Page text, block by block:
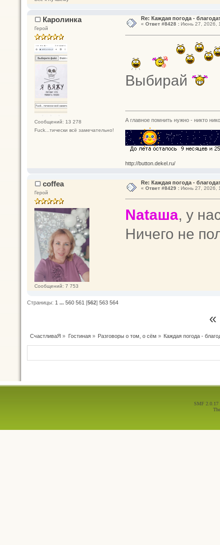
Каролинка
Герой
Сообщений: 13 278
Fuck...тически всё замечательно!
Re: Каждая погода -
« Ответ #8428 :Июнь 27, 2026,
Выбирай
А главное помнить нужно - никто
http://button.dekel.ru/
coffea
Герой
Сообщений: 7 753
Re: Каждая погода -
« Ответ #8429 :Июнь 27, 2026,
Nataшa, у
Ничего не
Страницы: 1 ... 560 561 [562] 563 564
СчастливаЯ » Гостиная» Разговоры о том, о сём » Каждая погода -
SMF 2.0.17